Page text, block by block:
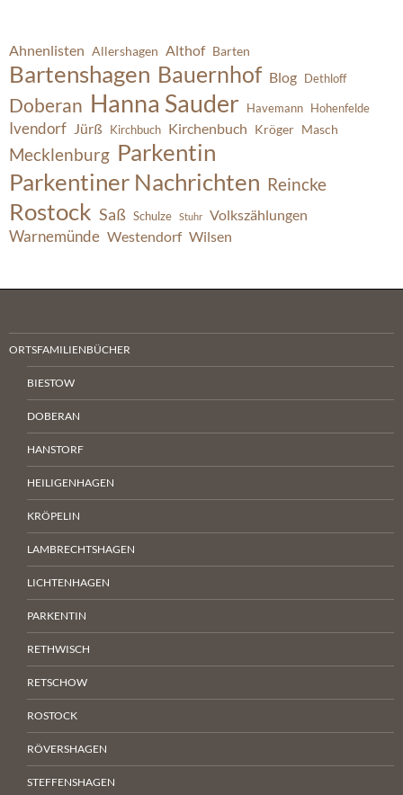
Ahnenlisten Allershagen Althof Barten
Bartenshagen Bauernhof Blog Dethloff
Doberan Hanna Sauder Havemann Hohenfelde
Ivendorf Jürß Kirchbuch Kirchenbuch Kröger Masch
Mecklenburg Parkentin
Parkentiner Nachrichten Reincke
Rostock Saß Schulze Stuhr Volkszählungen
Warnemünde Westendorf Wilsen
ORTSFAMILIENBÜCHER
BIESTOW
DOBERAN
HANSTORF
HEILIGENHAGEN
KRÖPELIN
LAMBRECHTSHAGEN
LICHTENHAGEN
PARKENTIN
RETHWISCH
RETSCHOW
ROSTOCK
RÖVERSHAGEN
STEFFENSHAGEN